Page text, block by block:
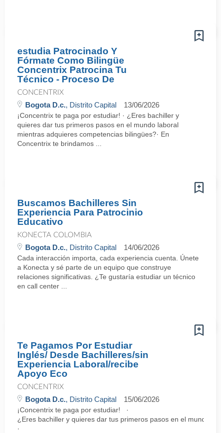
estudia Patrocinado Y
Fórmate Como Bilingüe
Concentrix Patrocina Tu
Técnico - Proceso De
CONCENTRIX
Bogota D.c., Distrito Capital 13/06/2026
¡Concentrix te paga por estudiar! · ¿Eres bachiller y
quieres dar tus primeros pasos en el mundo laboral
mientras adquieres competencias bilingües?· En
Concentrix te brindamos ...
Buscamos Bachilleres Sin
Experiencia Para Patrocinio
Educativo
KONECTA COLOMBIA
Bogota D.c., Distrito Capital 14/06/2026
Cada interacción importa, cada experiencia cuenta. Únete
a Konecta y sé parte de un equipo que construye
relaciones significativas. ¿Te gustaría estudiar un técnico
en call center ...
Te Pagamos Por Estudiar
Inglés/ Desde Bachilleres/sin
Experiencia Laboral/recibe
Apoyo Eco
CONCENTRIX
Bogota D.c., Distrito Capital 15/06/2026
¡Concentrix te paga por estudiar! ·
¿Eres bachiller y quieres dar tus primeros pasos en el mundo
·